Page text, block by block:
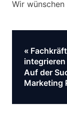
Wir
Beitrag:
integrieren
Nächster
Beitrag:
Auf der
Marketing